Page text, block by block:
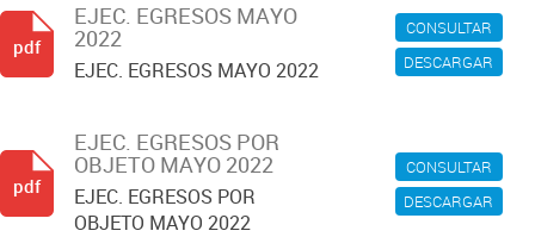
CONSULTAR
DESCARGAR
EJEC. EGRESOS MAYO
2022
EJEC. EGRESOS MAYO 2022
pdf
CONSULTAR
DESCARGAR
EJEC. EGRESOS POR
OBJETO MAYO 2022
EJEC. EGRESOS POR
OBJETO MAYO 2022
pdf